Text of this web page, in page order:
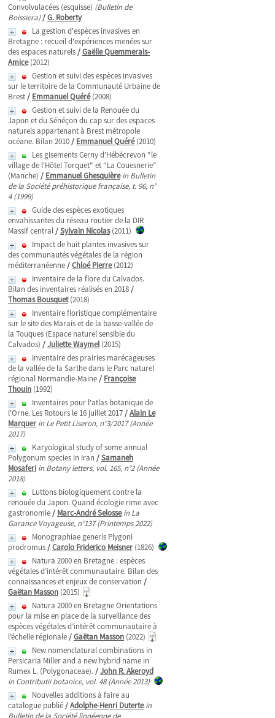
Convolvulacées (esquisse) (Bulletin de
Boissiera)/G. Roberty
La gestion d'espèces invasives en
Bretagne : recueil d'expériences menées sur
des espaces naturels/Gaëlle Quemmerais-
Amice(2012)
Gestion et suivi des espèces invasives
sur le territoire de la Communauté Urbaine de
Brest/ Emmanuel Quéré(2008)
Gestion et suivi de la Renouée du
Japon et du Sénéçon du cap sur des espaces
naturels appartenant à Brest métropole
océane. Bilan 2010/ Emmanuel Quéré(2010)
Les gisements Cerny d'Hébécrevon "le
village de l'Hôtel Torquet" et "La Couesnerie"
(Manche) / Emmanuel Ghesquière in Bulletin
de la Société préhistorique française, t. 96, n°
4 (1999)
Guide des espèces exotiques
envahissantes du réseau routier de la DIR
Massif central/Sylvain Nicolas(2011)
Impact de huit plantes invasives sur
des communautés végétales de la région
méditerranéenne/Chloé Pierre(2012)
Inventaire de la flore du Calvados.
Bilan des inventaires réalisés en 2018/
Thomas Bousquet(2018)
Inventaire floristique complémentaire
sur le site des Marais et de la basse-vallée de
la Touques (Espace naturel sensible du
Calvados) /Juliette Waymel(2015)
Inventaire des prairies marécageuses
de la vallée de la Sarthe dans le Parc naturel
régional Normandie-Maine/ Françoise
Thouin (1992)
Inventaires pour l'atlas botanique de
l'Orne. Les Rotours le 16 juillet 2017/Alain Le
Marquer in Le Petit Liseron, n°3/2017 (Année
2017)
Karyological study of some annual
Polygonum species in Iran /Samaneh
Mosaferi in Botany letters, vol. 165, n°2 (Année
2018)
Luttons biologiquement contre la
renouée du Japon. Quand écologie rime avec
gastronomie/ Marc-André Selosse in La
Garance Voyageuse, n°137 (Printemps 2022)
Monographiae generis Plygoni
prodromus/Carolo Friderico Meisner (1826)
Natura 2000 en Bretagne : espèces
végétales d’intérêt communautaire. Bilan des
connaissances et enjeux de conservation /
Gaëtan Masson (2015)
Natura 2000 en Bretagne Orientations
pour la mise en place de la surveillance des
espèces végétales d’intérêt communautaire à
l’échelle régionale/Gaëtan Masson (2022)
New nomenclatural combinations in
Persicaria Miller and a new hybrid name in
Rumex L. (Polygonaceae)./John R. Akeroyd
in Contributii botanice, vol. 48 (Année 2013)
Nouvelles additions à faire au
catalogue publié/Adolphe-Henri Duterte in
Bulletin de la Société linnéenne de